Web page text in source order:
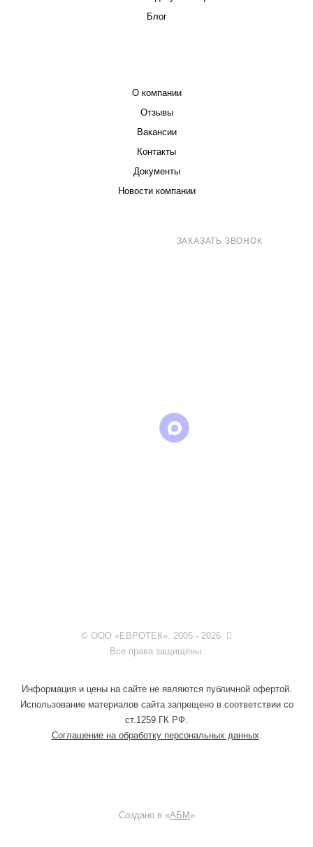
Блог
О компании
Отзывы
Вакансии
Контакты
Документы
Новости компании
ЗАКАЗАТЬ ЗВОНОК
© ООО «ЕВРОТЕК». 2005 - 2026.
Все права защищены.
Информация и цены на сайте не являются публичной офертой.
Использование материалов сайта запрещено в соответствии со
ст.1259 ГК РФ.
Соглашение на обработку персональных данных
Создано в «АБМ »